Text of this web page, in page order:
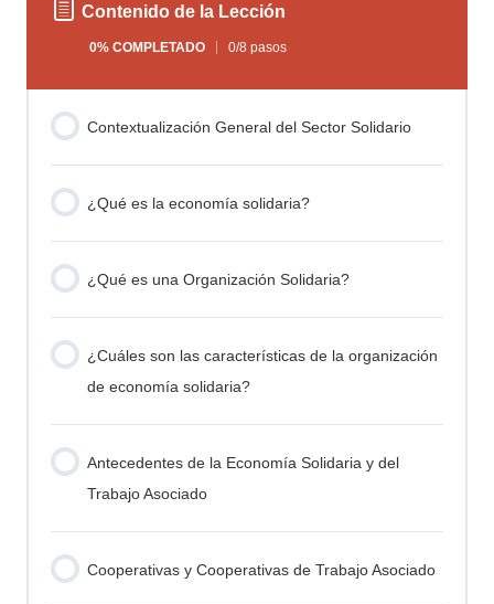
Contenido de la Lección
0% COMPLETADO 0/8 pasos
Contextualización General del Sector Solidario
¿Qué es la economía solidaria?
¿Qué es una Organización Solidaria?
¿Cuáles son las características de la organización
de economía solidaria?
Antecedentes de la Economía Solidaria y del
Trabajo Asociado
Cooperativas y Cooperativas de Trabajo Asociado